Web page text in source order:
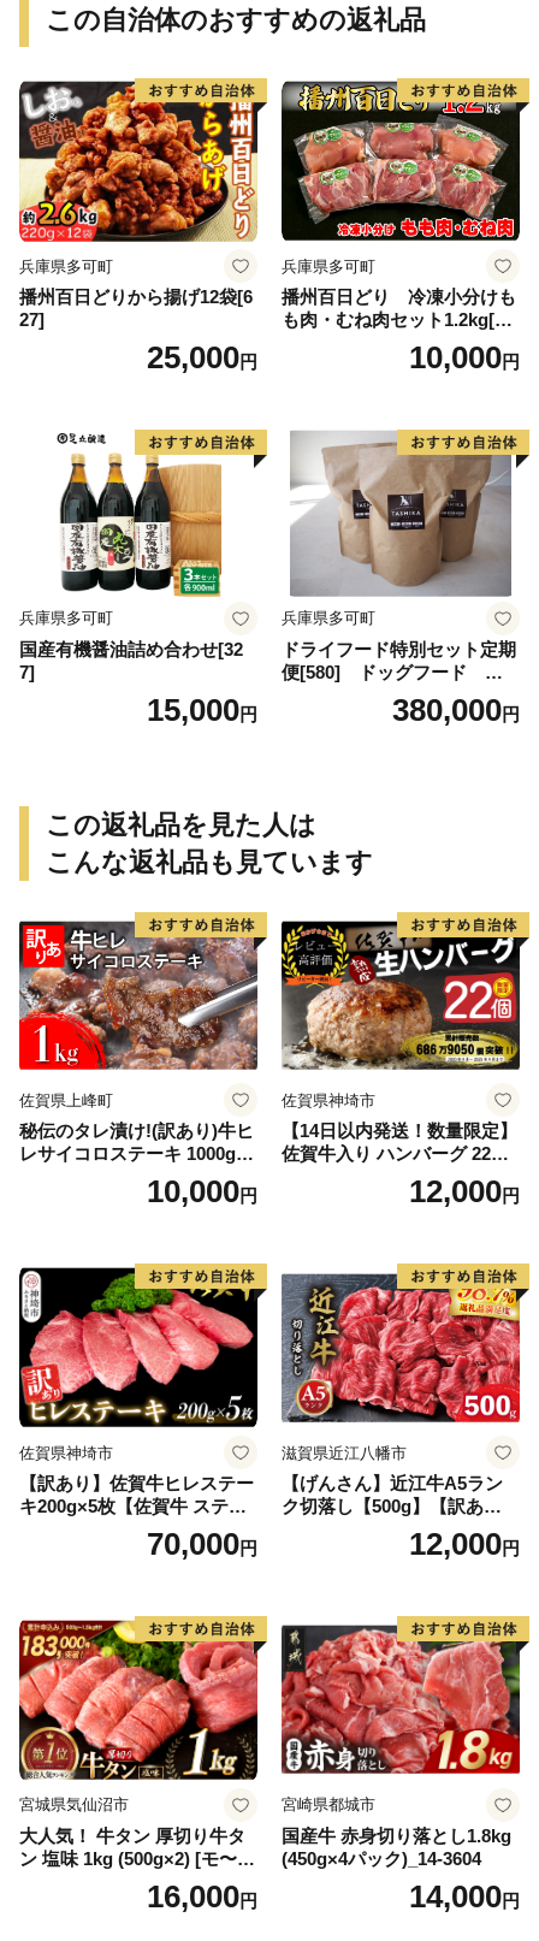
この自治体のおすすめの返礼品
兵庫県多可町
播州百日どりから揚げ12袋[6
27]
25,000円
兵庫県多可町
播州百日どり 冷凍小分けも
も肉・むね肉セット1.2kg[66
10,000円
兵庫県多可町
国産有機醤油詰め合わせ[32
7]
15,000円
兵庫県多可町
ドライフード特別セット定期
便[580] ドッグフード 無
380,000円
この返礼品を見た人は
こんな返礼品も見ています
佐賀県上峰町
秘伝のタレ漬け!(訳あり)牛ヒ
レサイコロステーキ 1000g
10,000円
佐賀県神埼市
【14日以内発送！数量限定】
佐賀牛入り ハンバーグ 22個
2.6kg(120g×22個)【佐賀牛
黒毛和牛 ブランド牛 九州 ハ
気】(H083106)
12,000円
佐賀県神埼市
【訳あり】佐賀牛ヒレステー
キ200g×5枚【佐賀牛 ステー
キ ブランド肉 ヒレ肉 フィレ
肉 ジューシー ヘルシー】(H0
70,000円
滋賀県近江八幡市
【げんさん】近江牛A5ラン
ク切落し【500g】【訳あり】
12,000円
宮城県気仙沼市
大人気！ 牛タン 厚切り牛タ
ン 塩味 1kg (500g×2) [モ〜ラ
ンド 宮城県 気仙沼市 205646
60] 肉 牛肉 精肉 牛たん 牛タ
16,000円
宮崎県都城市
国産牛 赤身切り落とし1.8kg
(450g×4パック)_14-3604
14,000円